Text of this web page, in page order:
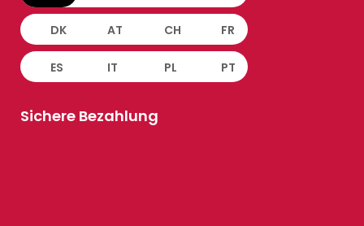
DK AT CH FR
ES IT PL PT
Sichere Bezahlung